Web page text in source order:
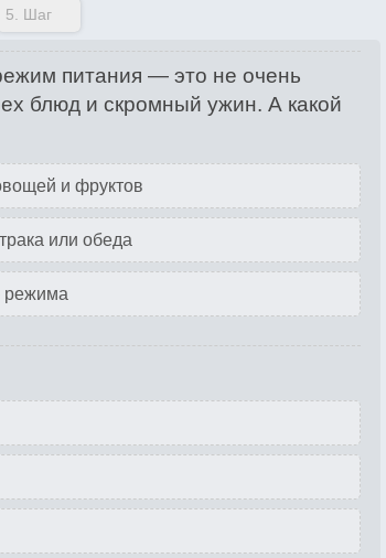
5. Шаг
питания — это не очень
блюд и скромный ужин. А какой
и фруктов
или обеда
режима